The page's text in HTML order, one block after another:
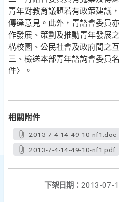
青年對教育議題若有政策建議
傳達意見。此外，青諮會委員
作發展、策劃及推動青年發展
構校園、公民社會及政府間之
三、檢送本部青年諮詢會委員
件〉。
相關附件
2013-7-4-14-49-10-nf1.doc
2013-7-4-14-49-10-nf1.pdf
下架日期： 2013-07-